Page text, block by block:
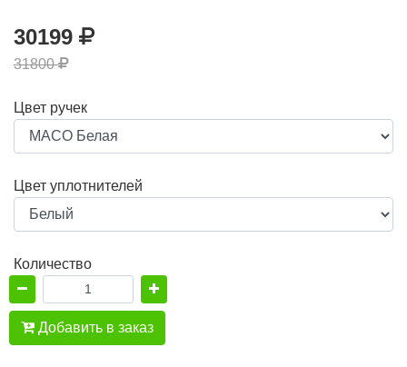
30199
31800
Цвет ручек
Цвет уплотнителей
Количество
Добавить в заказ